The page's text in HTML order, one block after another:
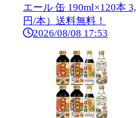
エール 缶 190ml×120本
円/本）送料無料！
2026/08/08 17:53